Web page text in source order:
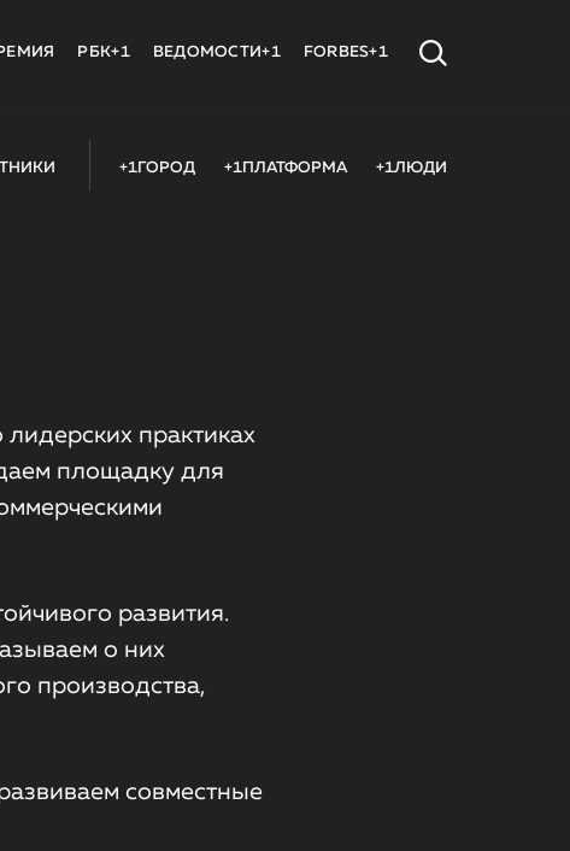
РБК+1 ВЕДОМОСТИ+1 FORBES+1
+1ГОРОД +1ПЛАТФОРМА +1ЛЮДИ
практиках
площадку для
развития.
о них
производства,
совместные